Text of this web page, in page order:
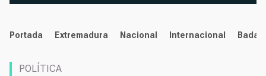
noticias
Portada Extremadura Nacional Internacional
POLÍTICA